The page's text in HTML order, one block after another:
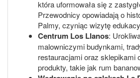
która uformowała się z
Przewodnicy opowiadają o
Palmy, czyniąc wizytę
Centrum Los Llanos:
malowniczymi budynkami,
restauracjami oraz sklepikami
produkty, takie jak rum